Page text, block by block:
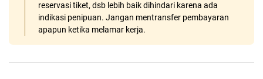
reservasi tiket, dsb lebih baik dihindari karena ada
indikasi penipuan. Jangan mentransfer pembayaran
apapun ketika melamar kerja.